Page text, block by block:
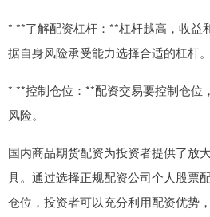
* **了解配资杠杆：**杠杆越高，收益
据自身风险承受能力选择合适的杠杆。
* **控制仓位：**配资交易要控制仓位
风险。
国内商品期货配资为投资者提供了放
具。通过选择正规配资公司个人股票
仓位，投资者可以充分利用配资优势